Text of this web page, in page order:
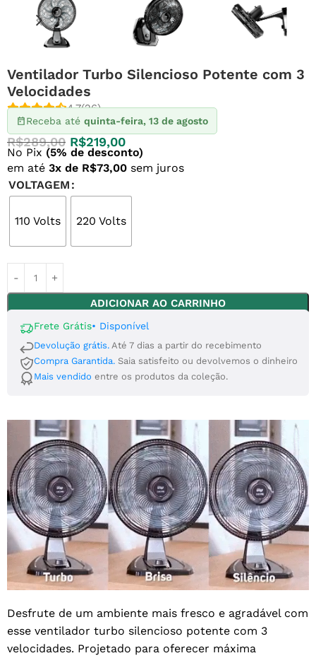
Ventilador Turbo Silencioso Potente com 3
Velocidades
4.7(26)
Receba até quinta-feira, 13 de agosto
R$289,00 R$219,00
No Pix (5% de desconto)
em até 3x de R$73,00 sem juros
VOLTAGEM
110 Volts 220 Volts
ADICIONAR AO CARRINHO
Frete Grátis• Disponível
Devolução grátis. Até 7 dias a partir do recebimento
Compra Garantida. Saia satisfeito ou devolvemos o dinheiro
Mais vendido entre os produtos da coleção.
Desfrute de um ambiente mais fresco e agradável com
esse ventilador turbo silencioso potente com 3
velocidades. Projetado para oferecer máxima